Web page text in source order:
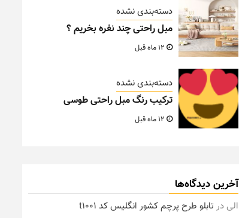
دسته‌بندی نشده
مبل راحتی چند نفره بخریم ؟
دسته‌بندی نشده
ترکیب رنگ مبل راحتی طوسی
آخرین دیدگاه‌ها
الیدرتابلو طرح پرچم کشور انگلیس کد t1001